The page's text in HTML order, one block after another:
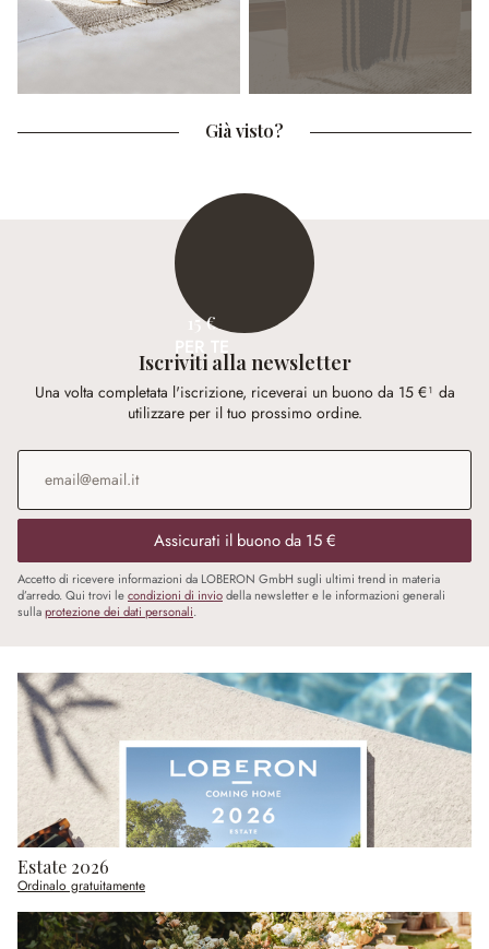
Già visto?
15 €
PER TE
Iscriviti alla newsletter
Una volta completata l'iscrizione, riceverai un buono da 15 €¹ da
utilizzare per il tuo prossimo ordine.
Indirizzo e-mail*
Assicurati il buono da 15 €
Accetto di ricevere informazioni da LOBERON GmbH sugli ultimi trend in materia
d’arredo. Qui trovi lecondizioni di inviodella newsletter e le informazioni generali
sullaprotezione dei dati personali.
Estate 2026
Ordinalo gratuitamente